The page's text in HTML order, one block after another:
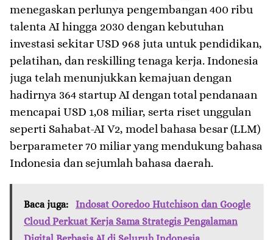
menegaskan perlunya pengembangan 400 ribu
talenta AI hingga 2030 dengan kebutuhan
investasi sekitar USD 968 juta untuk pendidikan,
pelatihan, dan reskilling tenaga kerja. Indonesia
juga telah menunjukkan kemajuan dengan
hadirnya 364 startup AI dengan total pendanaan
mencapai USD 1,08 miliar, serta riset unggulan
seperti Sahabat-AI V2, model bahasa besar (LLM)
berparameter 70 miliar yang mendukung bahasa
Indonesia dan sejumlah bahasa daerah.
Baca juga:
Indosat Ooredoo Hutchison dan Google
Cloud Perkuat Kerja Sama Strategis Pengalaman